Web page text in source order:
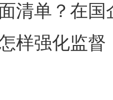
清单？在
样强化监